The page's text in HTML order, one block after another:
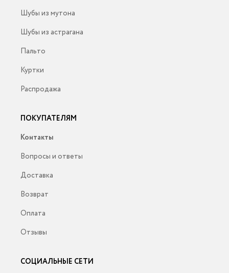
Шубы из мутона
Шубы из астрагана
Пальто
Куртки
Распродажа
ПОКУПАТЕЛЯМ
Контакты
Вопросы и ответы
Доставка
Возврат
Оплата
Отзывы
СОЦИАЛЬНЫЕ СЕТИ